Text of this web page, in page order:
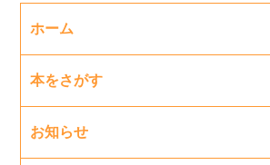
ホーム
本をさがす
お知らせ